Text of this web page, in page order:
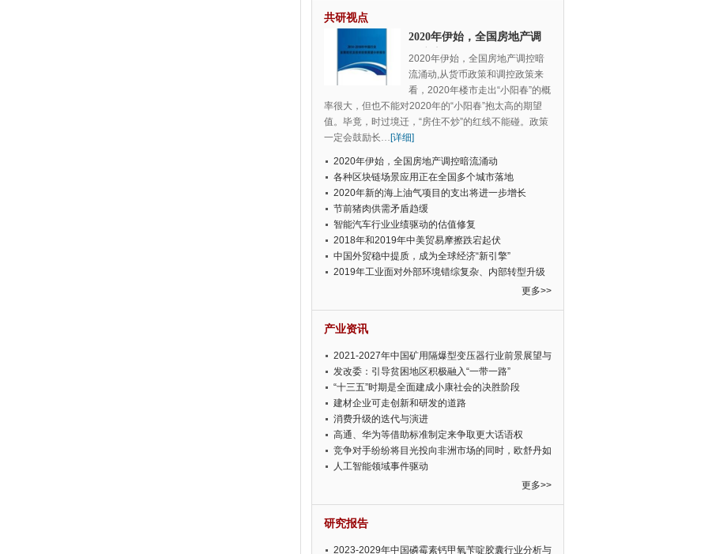
共研视点
2020年伊始，全国房地产调
控暗流涌动
2020年伊始，全国房地产调控暗
流涌动,从货币政策和调控政策来
看，2020年楼市走出“小阳春”的概
率很大，但也不能对2020年的“小阳春”抱太高的期望
值。毕竟，时过境迁，“房住不炒”的红线不能碰。政策
一定会鼓励长…[详细]
2020年伊始，全国房地产调控暗流涌动
各种区块链场景应用正在全国多个城市落地
2020年新的海上油气项目的支出将进一步增长
节前猪肉供需矛盾趋缓
智能汽车行业业绩驱动的估值修复
2018年和2019年中美贸易摩擦跌宕起伏
中国外贸稳中提质，成为全球经济“新引擎”
2019年工业面对外部环境错综复杂、内部转型升级
更多>>
产业资讯
2021-2027年中国矿用隔爆型变压器行业前景展望与
投资前景预测报告
发改委：引导贫困地区积极融入“一带一路”
“十三五”时期是全面建成小康社会的决胜阶段
建材企业可走创新和研发的道路
消费升级的迭代与演进
高通、华为等借助标准制定来争取更大话语权
竞争对手纷纷将目光投向非洲市场的同时，欧舒丹如
此淡定，难道就真的不怕丧失先机吗?
人工智能领域事件驱动
更多>>
研究报告
2023-2029年中国磷霉素钙甲氧苄啶胶囊行业分析与